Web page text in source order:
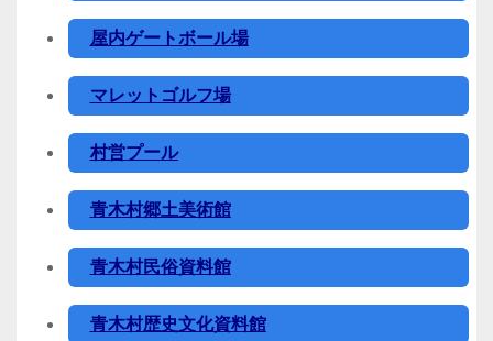
屋内ゲートボール場
マレットゴルフ場
村営プール
青木村郷土美術館
青木村民俗資料館
青木村歴史文化資料館